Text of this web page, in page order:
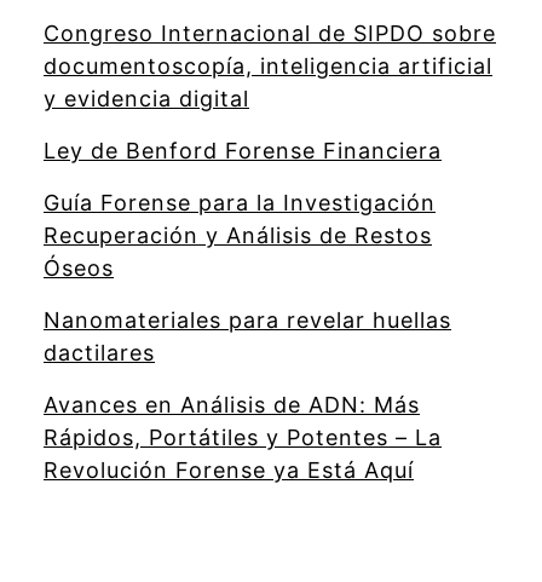
Congreso Internacional de SIPDO sobre
documentoscopía, inteligencia artificial
y evidencia digital
Ley de Benford Forense Financiera
Guía Forense para la Investigación
Recuperación y Análisis de Restos
Óseos
Nanomateriales para revelar huellas
dactilares
Avances en Análisis de ADN: Más
Rápidos, Portátiles y Potentes – La
Revolución Forense ya Está Aquí